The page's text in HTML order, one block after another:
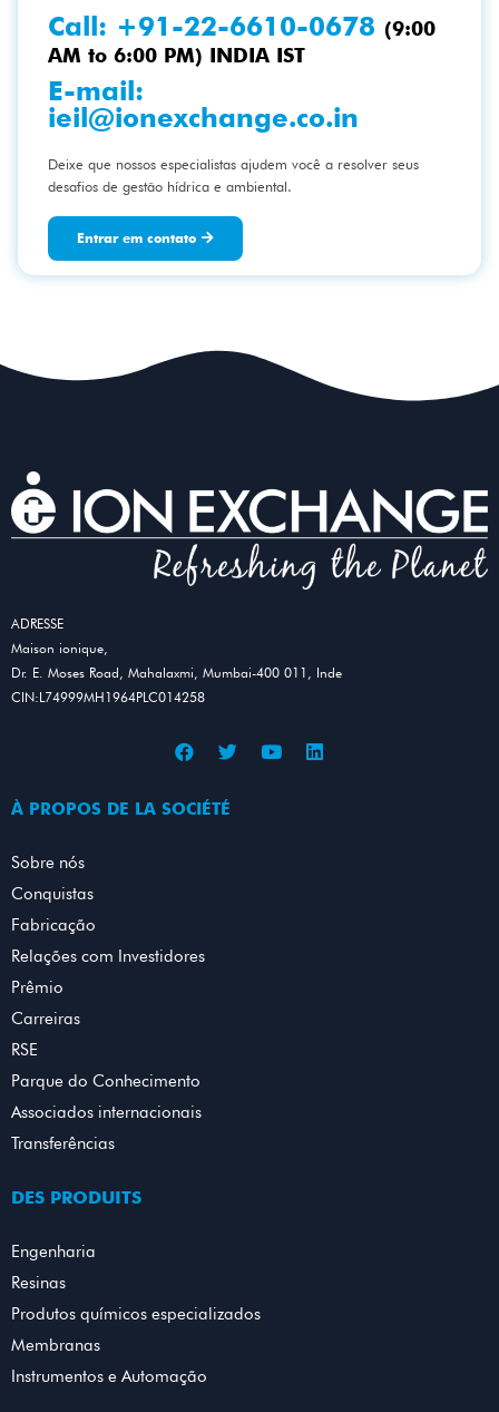
Call: +91-22-6610-0678 (9:00
AM to 6:00 PM) INDIA IST
E-mail:
ieil@ionexchange.co.in
Deixe que nossos especialistas ajudem você a resolver seus
desafios de gestão hídrica e ambiental.
Entrar em contato
ADRESSE
Maison ionique,
Dr. E. Moses Road, Mahalaxmi, Mumbai-400 011, Inde
CIN:L74999MH1964PLC014258
À PROPOS DE LA SOCIÉTÉ
Sobre nós
Conquistas
Fabricação
Relações com Investidores
Prêmio
Carreiras
RSE
Parque do Conhecimento
Associados internacionais
Transferências
DES PRODUITS
Engenharia
Resinas
Produtos químicos especializados
Membranas
Instrumentos e Automação